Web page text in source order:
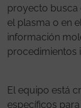
proyecto busca
el plasma o en
información
procedimientos
El equipo está
específicos